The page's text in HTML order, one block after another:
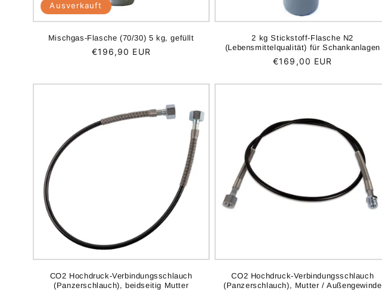
Ausverkauft
Mischgas-Flasche (70/30) 5 kg, gefüllt
Normaler
€196,90 EUR
2 kg Stickstoff-Flasche N2
(Lebensmittelqualität) für Schankanlagen
Normaler
€169,00 EUR
CO2 Hochdruck-Verbindungsschlauch
(Panzerschlauch), beidseitig Mutter
CO2 Hochdruck-Verbindungsschlauch
(Panzerschlauch), Mutter / Außengewinde